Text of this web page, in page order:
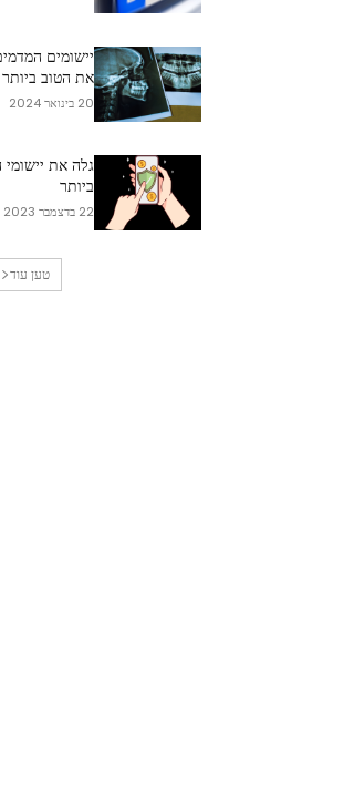
יישומים
את הטוב ביותר
20 בינואר 2024
גלה את יישומי
ביותר
22 בדצמבר 2023
טען עוד